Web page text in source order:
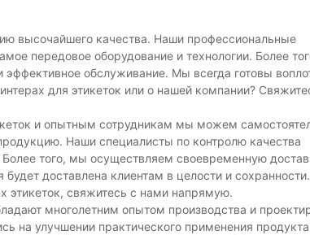
высочайшего качества. Наши профессиональные
передовое оборудование и технологии. Более
обслуживание. Мы всегда готовы
для этикеток или о нашей компании?
и опытным сотрудникам мы можем
Наши специалисты по контролю качества
того, мы осуществляем своевременную
доставлена ​​клиентам в целости и
этикеток, свяжитесь с нами напрямую.
многолетним опытом производства и
на улучшении практического применения